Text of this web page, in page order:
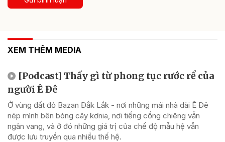
XEM THÊM MEDIA
[Podcast] Thấy gì từ phong tục rước rể của
người Ê Đê
Ở vùng đất đỏ Bazan Đắk Lắk - nơi những mái nhà dài Ê Đê
nép mình bên bóng cây kơnia, nơi tiếng cồng chiêng vẫn
ngân vang, và ở đó những giá trị của chế độ mẫu hệ vẫn
được lưu truyền qua nhiều thế hệ.